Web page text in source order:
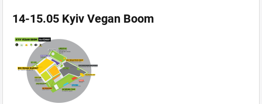
14-15.05 Kyiv Vegan Boom